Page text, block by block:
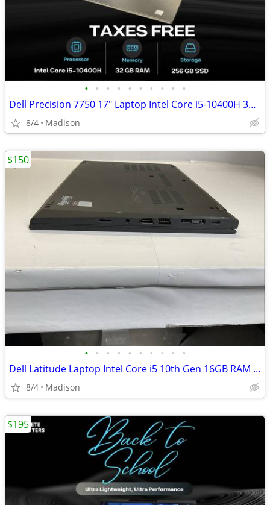
• • • • • • • • • •
Dell Precision 7750 17" Laptop Intel Core i5-10400H 32GB RAM 256GB NVM
8/4 Madison
• • • • • • • • • •
Dell Latitude Laptop Intel Core i5 10th Gen 16GB RAM 128GB SSD Windows
8/4 Madison
$150
$195